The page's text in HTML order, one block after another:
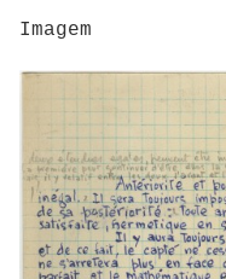
Imagem